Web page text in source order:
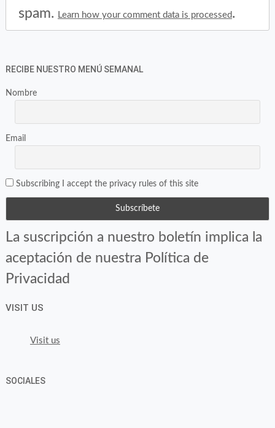
spam.
Learn how your comment data is processed.
RECIBE NUESTRO MENÚ SEMANAL
Nombre
Email
Subscribing I accept the privacy rules of this site
La suscripción a nuestro boletín implica la
aceptación de nuestra Política de
Privacidad
VISIT US
Visit us
SOCIALES